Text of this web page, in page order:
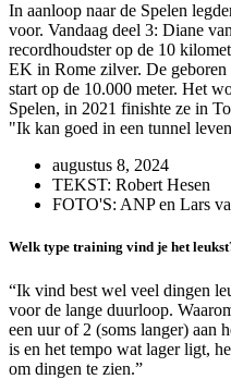
In aanloop naar de Spelen
voor. Vandaag deel 3: Diane
recordhoudster op de 10
EK in Rome zilver. De geboren
start op de 10.000 meter. Het
Spelen, in 2021 finishte ze in
"Ik kan goed in een tunnel
augustus 8, 2024
TEKST: Robert Hesen
FOTO'S: ANP en Lars
Welk type training vind je het
“Ik vind best wel veel dingen
voor de lange duurloop.
een uur of 2 (soms langer) aan
is en het tempo wat lager ligt,
om dingen te zien.”